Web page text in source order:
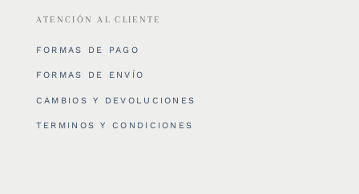
ATENCIÓN AL CLIENTE
FORMAS DE PAGO
FORMAS DE ENVÍO
CAMBIOS Y DEVOLUCIONES
TERMINOS Y CONDICIONES